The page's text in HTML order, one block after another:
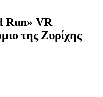
Run» VR
της Ζυρίχης